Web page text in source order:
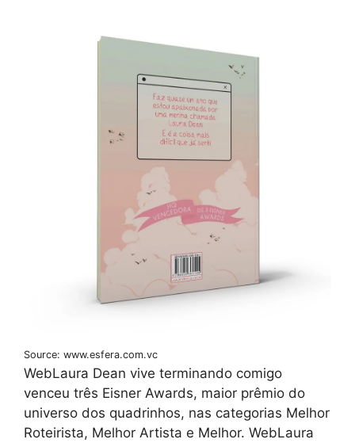
Source: www.esfera.com.vc
WebLaura Dean vive terminando comigo
venceu três Eisner Awards, maior prêmio do
universo dos quadrinhos, nas categorias Melhor
Roteirista, Melhor Artista e Melhor. WebLaura